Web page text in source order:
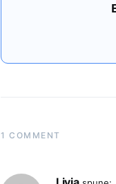
1 COMMENT